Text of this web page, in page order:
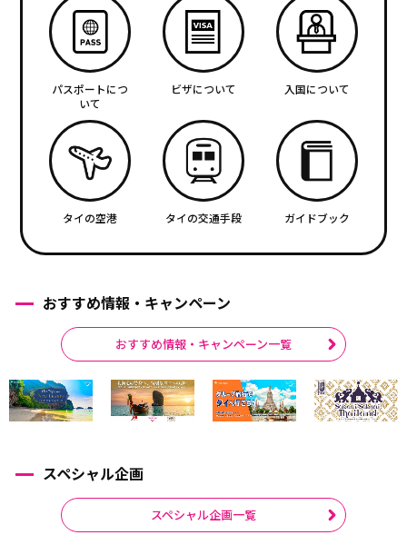
パスポートにつ
いて
ビザについて 入国について
タイの空港 タイの交通手段 ガイドブック
おすすめ情報・キャンペーン
おすすめ情報・キャンペーン一覧
スペシャル企画
スペシャル企画一覧